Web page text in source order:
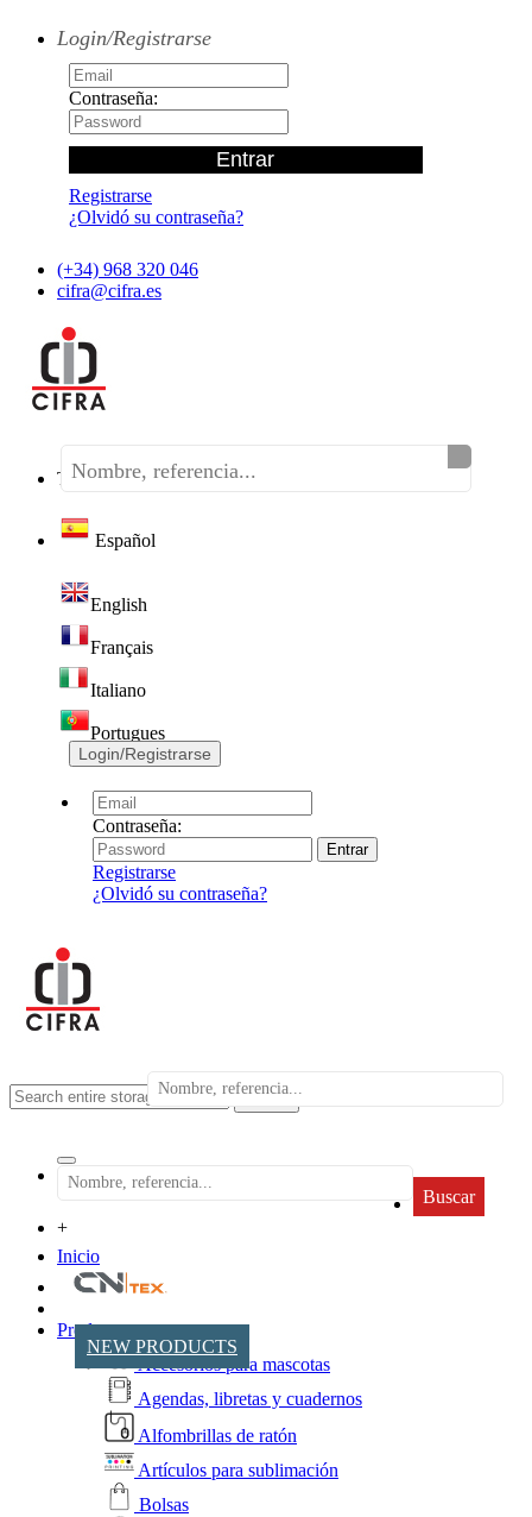
Login/Registrarse
Contraseña:
Registrarse
¿Olvidó su contraseña?
(+34) 968 320 046
cifra@cifra.es
Teléfono:(+34) 968 320 046
Español
English
Français
Italiano
Portugues
Login/Registrarse
Contraseña:
Registrarse
¿Olvidó su contraseña?
search
Buscar
+
Inicio
NEW PRODUCTS
Productos
Accesorios para mascotas
Agendas, libretas y cuadernos
Alfombrillas de ratón
Artículos para sublimación
Bolsas